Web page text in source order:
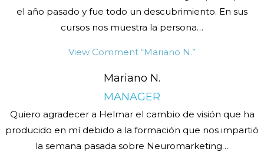
el año pasado y fue todo un descubrimiento. En sus
cursos nos muestra la persona…
View Comment “Mariano N.”
Mariano N.
MANAGER
Quiero agradecer a Helmar el cambio de visión que ha
producido en mí debido a la formación que nos impartió
la semana pasada sobre Neuromarketing…